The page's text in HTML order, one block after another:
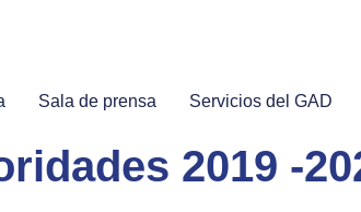
Sala de prensa Servicios del GAD
2019 -